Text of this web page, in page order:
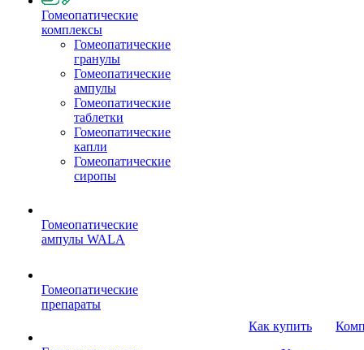
Гомеопатические
комплексы
Гомеопатические
гранулы
Гомеопатические
ампулы
Гомеопатические
таблетки
Гомеопатические
капли
Гомеопатические
сиропы
Гомеопатические
ампулы WALA
Гомеопатические
препараты
Как купить